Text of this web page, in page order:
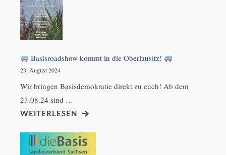
Basisroadshow kommt in die Oberlausitz!
23. August 2024
Wir bringen Basisdemokratie direkt zu euch! Ab dem
23.08.24 sind …
WEITERLESEN